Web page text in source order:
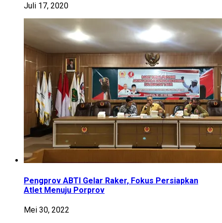
Juli 17, 2020
Pengprov ABTI Gelar Raker, Fokus Persiapkan
Atlet Menuju Porprov
Mei 30, 2022